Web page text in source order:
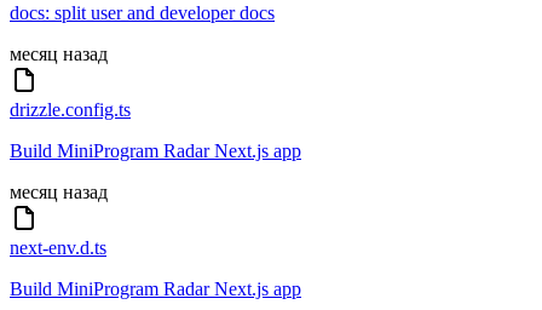
docs: split user and developer docs
месяц назад
drizzle.config.ts
Build MiniProgram Radar Next.js app
месяц назад
next-env.d.ts
Build MiniProgram Radar Next.js app